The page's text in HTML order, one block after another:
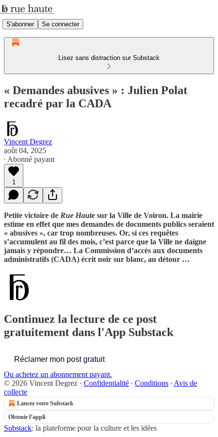
S'abonner Se connecter
Lisez sans distraction sur Substack
« Demandes abusives » : Julien Polat
recadré par la CADA
Vincent Degrez
août 04, 2025
∙ Abonné payant
1
Petite victoire de Rue Haute sur la Ville de Voiron. La mairie
estime en effet que mes demandes de documents publics seraient
« abusives », car trop nombreuses. Or, si ces requêtes
s’accumulent au fil des mois, c’est parce que la Ville ne daigne
jamais y répondre… La Commission d’accès aux documents
administratifs (CADA) écrit noir sur blanc, au détour …
Continuez la lecture de ce post
gratuitement dans l'App Substack
Réclamer mon post gratuit
Ou achetez un abonnement payant.
© 2026 Vincent Degrez · Confidentialité ∙ Conditions ∙ Avis de
collecte
Lancez votre Substack
Obtenir l’appli
Substack: la plateforme pour la culture et les idées